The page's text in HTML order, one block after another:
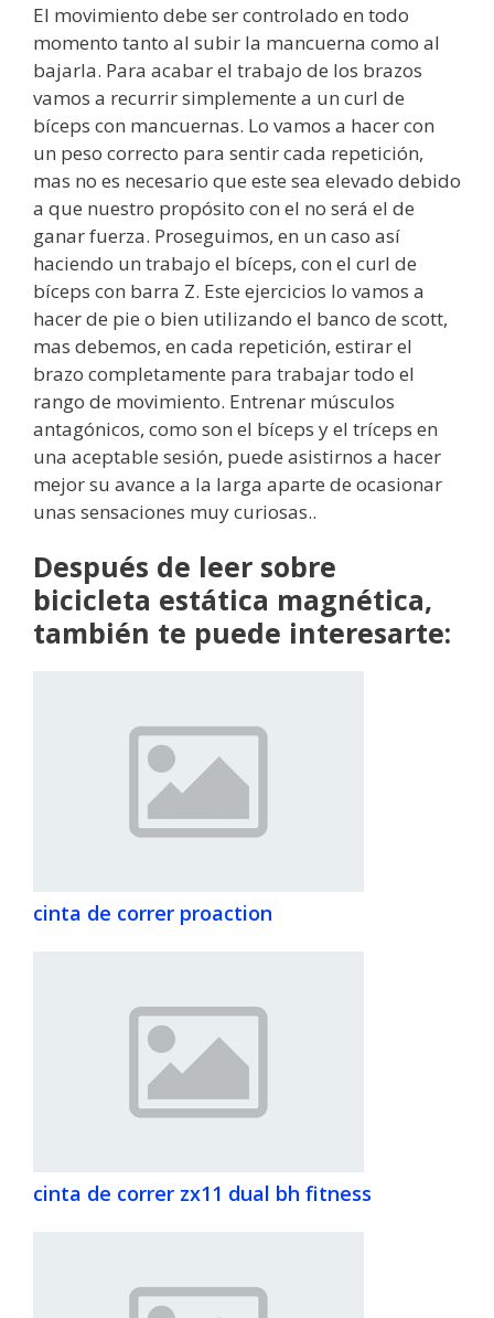
El movimiento debe ser controlado en todo
momento tanto al subir la mancuerna como al
bajarla. Para acabar el trabajo de los brazos
vamos a recurrir simplemente a un curl de
bíceps con mancuernas. Lo vamos a hacer con
un peso correcto para sentir cada repetición,
mas no es necesario que este sea elevado debido
a que nuestro propósito con el no será el de
ganar fuerza. Proseguimos, en un caso así
haciendo un trabajo el bíceps, con el curl de
bíceps con barra Z. Este ejercicios lo vamos a
hacer de pie o bien utilizando el banco de scott,
mas debemos, en cada repetición, estirar el
brazo completamente para trabajar todo el
rango de movimiento. Entrenar músculos
antagónicos, como son el bíceps y el tríceps en
una aceptable sesión, puede asistirnos a hacer
mejor su avance a la larga aparte de ocasionar
unas sensaciones muy curiosas..
Después de leer sobre
bicicleta estática magnética,
también te puede interesarte:
cinta de correr proaction
cinta de correr zx11 dual bh fitness